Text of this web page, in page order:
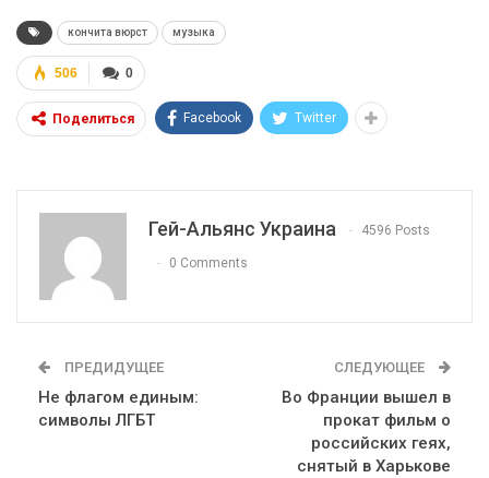
кончита вюрст музыка
0
506
Поделиться Facebook Twitter
Гей-Альянс Украина 4596 Posts
0 Comments
ПРЕДИДУЩЕЕ
Не флагом единым:
символы ЛГБТ
СЛЕДУЮЩЕЕ
Во Франции вышел в
прокат фильм о
российских геях,
снятый в Харькове